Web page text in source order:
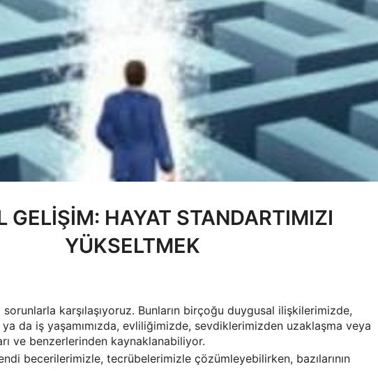
GELİŞİM: HAYAT STANDARTIMIZI
YÜKSELTMEK
karşılaşıyoruz. Bunların birçoğu duygusal ilişkilerimizde,
ya da iş yaşamımızda, evliliğimizde, sevdiklerimizden uzaklaşma veya
ve benzerlerinden kaynaklanabiliyor.
becerilerimizle, tecrübelerimizle çözümleyebilirken, bazılarının